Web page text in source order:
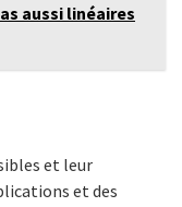
aussi linéaires
et leur
et des